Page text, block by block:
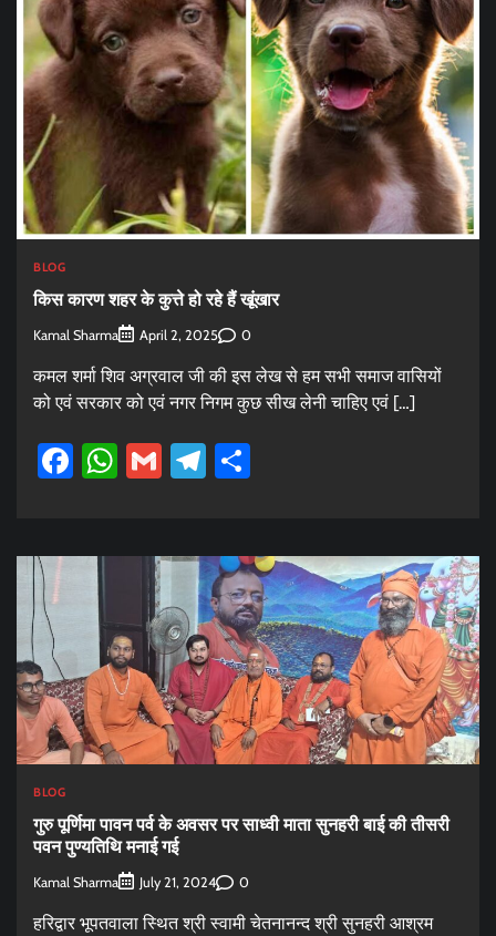
BLOG
किस कारण शहर के कुत्ते हो रहे हैं खूंखार
Kamal Sharma April 2, 2025 0
कमल शर्मा शिव अग्रवाल जी की इस लेख से हम सभी समाज वासियों
को एवं सरकार को एवं नगर निगम कुछ सीख लेनी चाहिए एवं […]
Facebook
WhatsApp
GmailTelegram
BLOG
गुरु पूर्णिमा पावन पर्व के अवसर पर साध्वी माता सुनहरी बाई की तीसरी
पवन पुण्यतिथि मनाई गई
Kamal Sharma July 21, 2024 0
हरिद्वार भूपतवाला स्थित श्री स्वामी चेतनानन्द श्री सुनहरी आश्रम